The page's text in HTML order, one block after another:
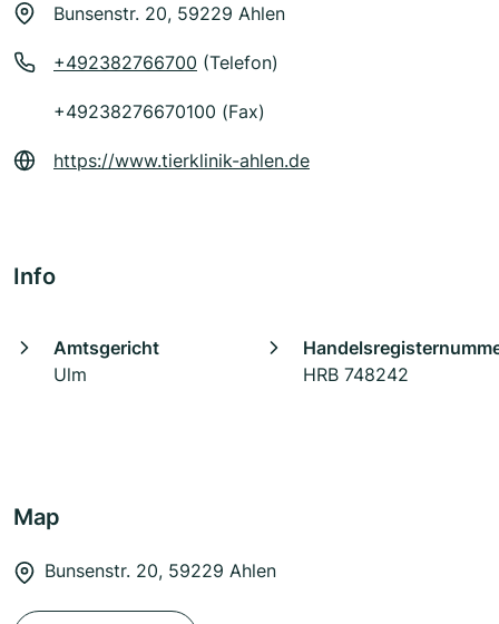
Bunsenstr. 20, 59229 Ahlen
+492382766700 (Telefon)
+49238276670100 (Fax)
https://www.tierklinik-ahlen.de
Info
Amtsgericht
Ulm
HRB 748242
Map
Bunsenstr. 20, 59229 Ahlen